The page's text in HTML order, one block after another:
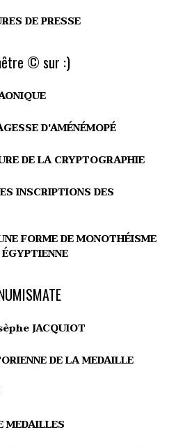
DE PRESSE
© sur :)
D'AMÉNÉMOPÉ
DE LA CRYPTOGRAPHIE
INSCRIPTIONS DES
FORME DE MONOTHÉISME
JACQUIOT
DE LA MEDAILLE
MEDAILLES